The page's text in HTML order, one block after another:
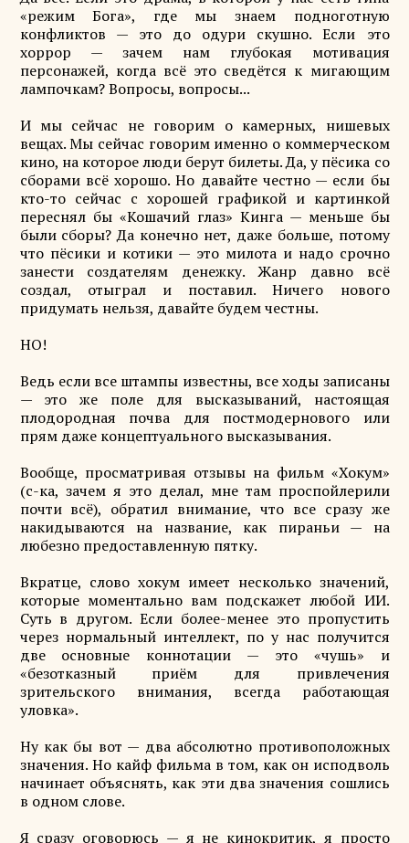
«режим Бога», где мы знаем подноготную
конфликтов — это до одури скушно. Если это
хоррор — зачем нам глубокая мотивация
персонажей, когда всё это сведётся к мигающим
лампочкам? Вопросы, вопросы...
И мы сейчас не говорим о камерных, нишевых
вещах. Мы сейчас говорим именно о коммерческом
кино, на которое люди берут билеты. Да, у пёсика со
сборами всё хорошо. Но давайте честно — если бы
кто-то сейчас с хорошей графикой и картинкой
переснял бы «Кошачий глаз» Кинга — меньше бы
были сборы? Да конечно нет, даже больше, потому
что пёсики и котики — это милота и надо срочно
занести создателям денежку. Жанр давно всё
создал, отыграл и поставил. Ничего нового
придумать нельзя, давайте будем честны.
НО!
Ведь если все штампы известны, все ходы записаны
— это же поле для высказываний, настоящая
плодородная почва для постмодернового или
прям даже концептуального высказывания.
Вообще, просматривая отзывы на фильм «Хокум»
(с-ка, зачем я это делал, мне там проспойлерили
почти всё), обратил внимание, что все сразу же
накидываются на название, как пираньи — на
любезно предоставленную пятку.
Вкратце, слово хокум имеет несколько значений,
которые моментально вам подскажет любой ИИ.
Суть в другом. Если более-менее это пропустить
через нормальный интеллект, по у нас получится
две основные коннотации — это «чушь» и
«безотказный приём для привлечения
зрительского внимания, всегда работающая
уловка».
Ну как бы вот — два абсолютно противоположных
значения. Но кайф фильма в том, как он исподволь
начинает объяснять, как эти два значения сошлись
в одном слове.
Я сразу оговорюсь — я не кинокритик, я просто